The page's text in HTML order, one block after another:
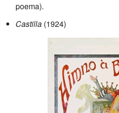
poema).
Castilla (1924)